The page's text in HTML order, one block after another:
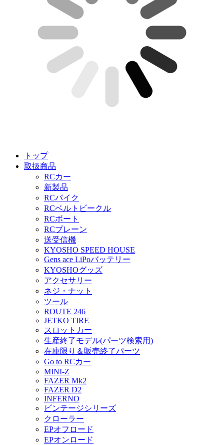
トップ
取扱商品
RCカー
新製品
RCバイク
RCベルトビークル
RCボート
RCプレーン
送受信機
KYOSHO SPEED HOUSE
Gens ace LiPoバッテリー
KYOSHOグッズ
アクセサリー
ネジ・ナット
ツール
ROUTE 246
JETKO TIRE
スロットカー
生産終了モデル(パーツ検索用)
在庫限り＆販売終了パーツ
Go to RCカー
MINI-Z
FAZER Mk2
FAZER D2
INFERNO
ビンテージシリーズ
クローラー
EPオフロード
EPオンロード